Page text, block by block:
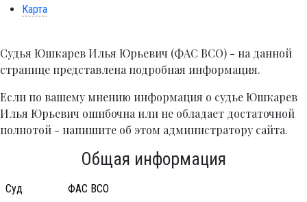
Карта
Судья Юшкарев Илья Юрьевич (ФАС ВСО) - на данной
странице представлена подробная информация.
Если по вашему мнению информация о судье Юшкарев
Илья Юрьевич ошибочна или не обладает достаточной
полнотой - напишите об этом администратору сайта.
Общая информация
Суд ФАС ВСО